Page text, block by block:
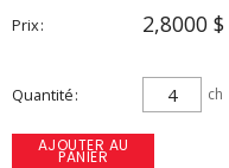
Prix 2,8000 $
Quantité ch
AJOUTER AU
PANIER